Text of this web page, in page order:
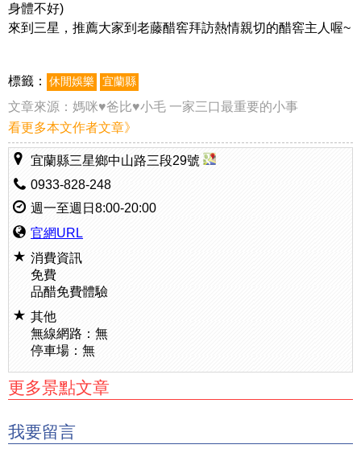
身體不好)
來到三星，推薦大家到老藤醋窖拜訪熱情親切的醋窖主人喔~
標籤： 休閒娛樂 宜蘭縣
文章來源： 媽咪♥爸比♥小毛 一家三口最重要的小事
看更多本文作者文章》
宜蘭縣三星鄉中山路三段29號
0933-828-248
週一至週日8:00-20:00
官網URL
消費資訊
免費
品醋免費體驗
其他
無線網路：無
停車場：無
更多景點文章
我要留言